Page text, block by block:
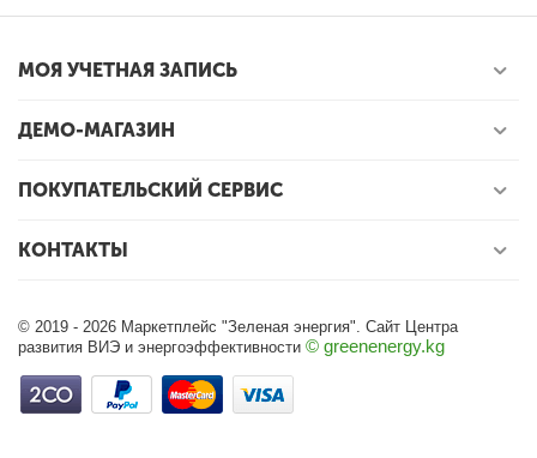
МОЯ УЧЕТНАЯ ЗАПИСЬ
ДЕМО-МАГАЗИН
ПОКУПАТЕЛЬСКИЙ СЕРВИС
КОНТАКТЫ
© 2019 - 2026 Маркетплейс "Зеленая энергия". Сайт Центра
развития ВИЭ и энергоэффективности © greenenergy.kg